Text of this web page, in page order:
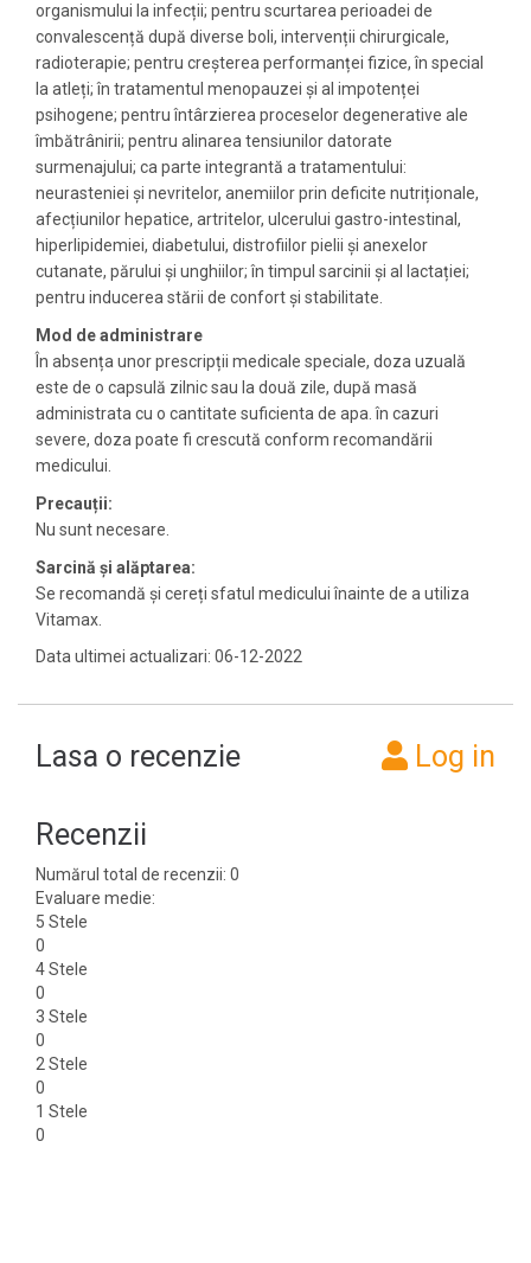
organismului la infecții; pentru scurtarea perioadei de
convalescență după diverse boli, intervenții chirurgicale,
radioterapie; pentru creșterea performanței fizice, în special
la atleți; în tratamentul menopauzei și al impotenței
psihogene; pentru întârzierea proceselor degenerative ale
îmbătrânirii; pentru alinarea tensiunilor datorate
surmenajului; ca parte integrantă a tratamentului:
neurasteniei și nevritelor, anemiilor prin deficite nutriționale,
afecțiunilor hepatice, artritelor, ulcerului gastro-intestinal,
hiperlipidemiei, diabetului, distrofiilor pielii și anexelor
cutanate, părului și unghiilor; în timpul sarcinii și al lactației;
pentru inducerea stării de confort și stabilitate.
Mod de administrare
În absența unor prescripții medicale speciale, doza uzuală
este de o capsulă zilnic sau la două zile, după masă
administrata cu o cantitate suficienta de apa. în cazuri
severe, doza poate fi crescută conform recomandării
medicului.
Precauții:
Nu sunt necesare.
Sarcină și alăptarea:
Se recomandă și cereți sfatul medicului înainte de a utiliza
Vitamax.
Data ultimei actualizari: 06-12-2022
Lasa o recenzie Log in
Recenzii
Numărul total de recenzii: 0
Evaluare medie:
5 Stele
0
4 Stele
0
3 Stele
0
2 Stele
0
1 Stele
0